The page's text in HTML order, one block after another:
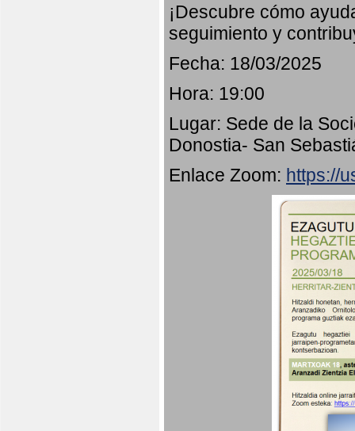
¡Descubre cómo
seguimiento y
Fecha: 18/03/2025
Hora: 19:00
Lugar: Sede de la
Donostia- San
Enlace Zoom: https://